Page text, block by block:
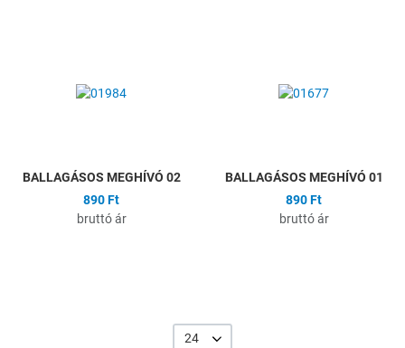
Összehasonlítás
BALLAGÁSOS MEGHÍVÓ 02
890 Ft
bruttó ár
BALLAGÁSOS MEGHÍVÓ 01
890 Ft
bruttó ár
24